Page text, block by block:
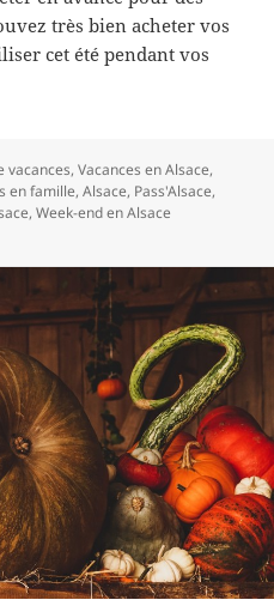
très bien acheter vos
cet été pendant vos
vacances,Vacances en Alsace,
en famille,Alsace, Pass'Alsace,
,Week-end en Alsace